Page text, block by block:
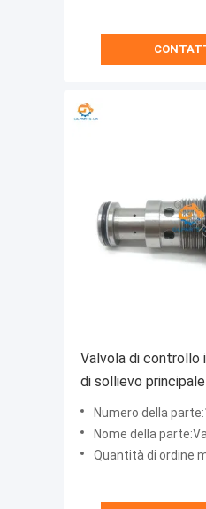
Valvola di controllo
di sollievo
per Caterpillar
Numero della
Nome della parte:Valvola di controllo
Quantità di ordine